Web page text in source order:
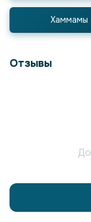
Хаммамы
Отзывы